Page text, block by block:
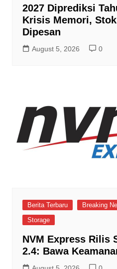
2027 Diprediksi
Krisis Memori,
Dipesan
August 5, 2026 0
Berita Terbaru Breaking
Storage
NVM Express Rilis
2.4: Bawa